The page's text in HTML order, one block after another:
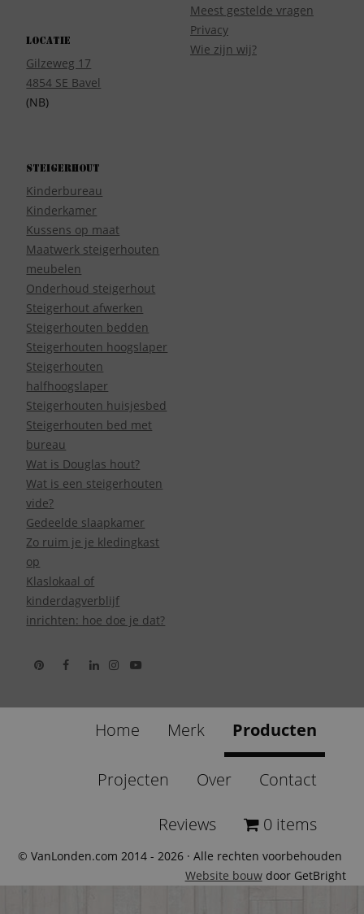
Locatie
Gilzeweg 17
4854 SE Bavel
(NB)
Meest gestelde vragen
Privacy
Wie zijn wij?
Steigerhout
Kinderbureau
Kinderkamer
Kussens op maat
Maatwerk steigerhouten
meubelen
Onderhoud steigerhout
Steigerhout afwerken
Steigerhouten bedden
Steigerhouten hoogslaper
Steigerhouten
halfhoogslaper
Steigerhouten huisjesbed
Steigerhouten bed met
bureau
Wat is Douglas hout?
Wat is een steigerhouten
vide?
Gedeelde slaapkamer
Zo ruim je je kledingkast
op
Klaslokaal of
kinderdagverblijf
inrichten: hoe doe je dat?
Home Merk Producten
Projecten Over Contact
Reviews 0 items
© VanLonden.com 2014 - 2026 · Alle rechten voorbehouden
Website bouwdoor GetBright